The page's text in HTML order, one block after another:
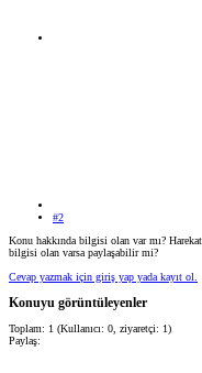
#2
Konu hakkında bilgisi olan var mı?
bilgisi olan varsa paylaşabilir mi?
Cevap yazmak için giriş yap yada kayıt ol.
Konuyu görüntüleyenler
Toplam: 1 (Kullanıcı: 0, ziyaretçi: 1)
Paylaş: